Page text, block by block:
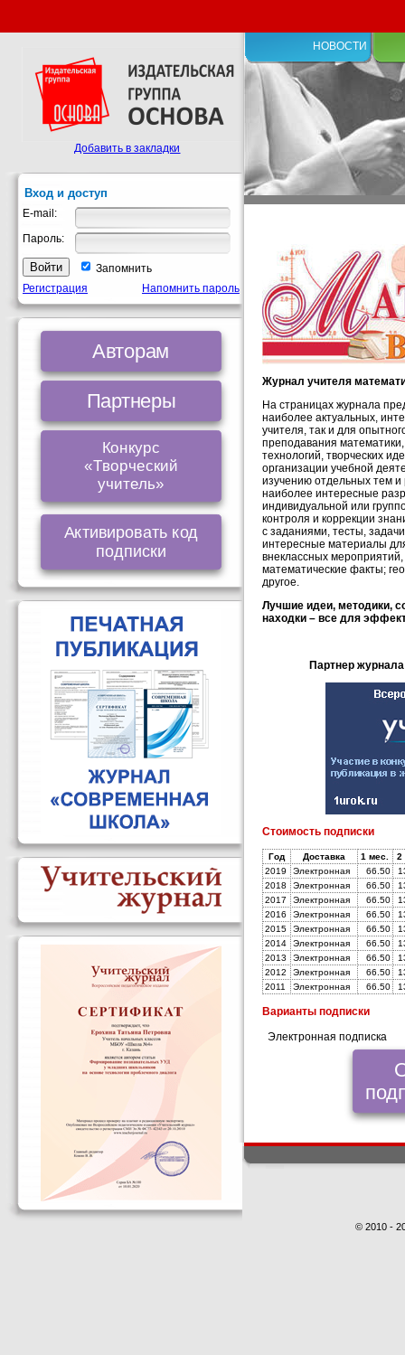
НОВОСТИ
Журнал учителя
На страницах журнала
наиболее актуальных,
учителя, так и для
преподавания
технологий, творческих
организации учебной
изучению отдельных тем
наиболее интересные
индивидуальной или
контроля и коррекции
с заданиями, тесты,
интересные материалы
внеклассных
математические факты;
другое.
Лучшие идеи, методики,
находки – все для
Партнер журнала
Стоимость подписки
Год Доставка 1 мес.
2
2019
Электронная 66.50
2018
Электронная 66.50
2017
Электронная 66.50
2016
Электронная 66.50
2015
Электронная 66.50
2014
Электронная 66.50
2013
Электронная 66.50
2012
Электронная 66.50
2011
Электронная 66.50
Варианты подписки
Электронная подписка
Добавить в закладки
Вход и доступ
E-mail:
Пароль:
Запомнить
Регистрация
Напомнить пароль
Авторам
Партнеры
Конкурс
«Творческий
учитель»
Активировать код
подписки
© 2010 -